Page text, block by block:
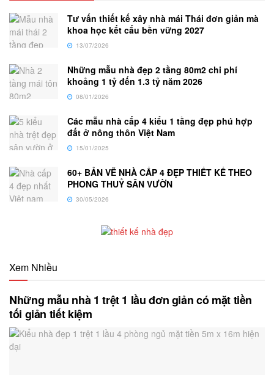
Tư vấn thiết kế xây nhà mái Thái đơn giản mà
khoa học kết cấu bền vững 2027
13/07/2026
Những mẫu nhà đẹp 2 tầng 80m2 chi phí
khoảng 1 tỷ đến 1.3 tỷ năm 2026
08/01/2026
Các mẫu nhà cấp 4 kiểu 1 tầng đẹp phú hợp
đất ở nông thôn Việt Nam
15/01/2025
60+ BẢN VẼ NHÀ CẤP 4 ĐẸP THIẾT KẾ THEO
PHONG THUỶ SÂN VƯỜN
30/05/2026
Xem Nhiều
Những mẫu nhà 1 trệt 1 lầu đơn giản có mặt tiền
tối giản tiết kiệm